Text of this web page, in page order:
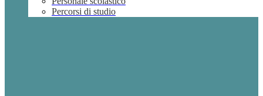
Percorsi di studio